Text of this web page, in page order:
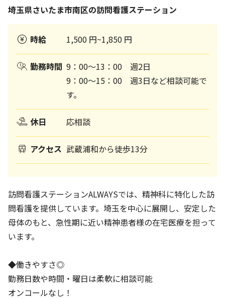
埼玉県さいたま市南区の訪問看護ステーション
時給 1,500 円~1,850 円
勤務時間 9：00～13：00 週2日
9：00～15：00 週3日など相談可能で
す。
休日 応相談
アクセス 武蔵浦和から徒歩13分
訪問看護ステーションALWAYSでは、精神科に特化した訪
問看護を提供しています。埼玉を中心に展開し、安定した
母体のもと、急性期に近い精神患者様の在宅医療を担って
います。
◆働きやすさ◎
勤務日数や時間・曜日は柔軟に相談可能
オンコールなし！